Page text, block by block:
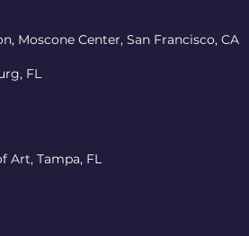
Moscone Center, San Francisco, CA
FL
Art, Tampa, FL